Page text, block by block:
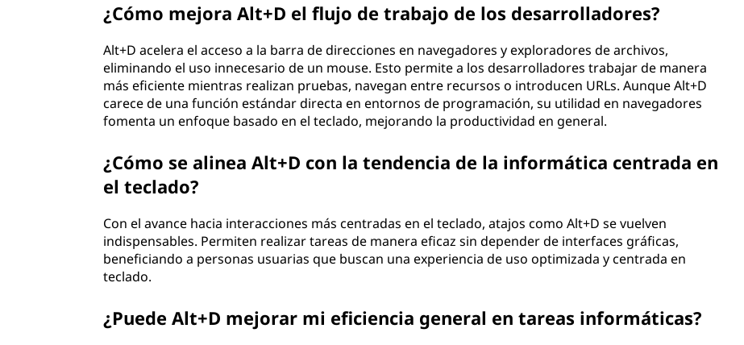
¿Cómo mejora Alt+D el flujo de trabajo de los desarrolladores?
Alt+D acelera el acceso a la barra de direcciones en navegadores y exploradores de archivos,
eliminando el uso innecesario de un mouse. Esto permite a los desarrolladores trabajar de manera
más eficiente mientras realizan pruebas, navegan entre recursos o introducen URLs. Aunque Alt+D
carece de una función estándar directa en entornos de programación, su utilidad en navegadores
fomenta un enfoque basado en el teclado, mejorando la productividad en general.
¿Cómo se alinea Alt+D con la tendencia de la informática centrada en
el teclado?
Con el avance hacia interacciones más centradas en el teclado, atajos como Alt+D se vuelven
indispensables. Permiten realizar tareas de manera eficaz sin depender de interfaces gráficas,
beneficiando a personas usuarias que buscan una experiencia de uso optimizada y centrada en
teclado.
¿Puede Alt+D mejorar mi eficiencia general en tareas informáticas?